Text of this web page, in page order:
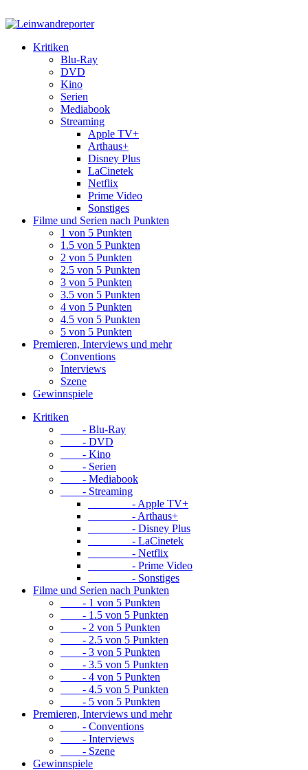
Kritiken
Blu-Ray
DVD
Kino
Serien
Mediabook
Streaming
Apple TV+
Arthaus+
Disney Plus
LaCinetek
Netflix
Prime Video
Sonstiges
Filme und Serien nach Punkten
1 von 5 Punkten
1.5 von 5 Punkten
2 von 5 Punkten
2.5 von 5 Punkten
3 von 5 Punkten
3.5 von 5 Punkten
4 von 5 Punkten
4.5 von 5 Punkten
5 von 5 Punkten
Premieren, Interviews und mehr
Conventions
Interviews
Szene
Gewinnspiele
Kritiken
- Blu-Ray
- DVD
- Kino
- Serien
- Mediabook
- Streaming
- Apple TV+
- Arthaus+
- Disney Plus
- LaCinetek
- Netflix
- Prime Video
- Sonstiges
Filme und Serien nach Punkten
- 1 von 5 Punkten
- 1.5 von 5 Punkten
- 2 von 5 Punkten
- 2.5 von 5 Punkten
- 3 von 5 Punkten
- 3.5 von 5 Punkten
- 4 von 5 Punkten
- 4.5 von 5 Punkten
- 5 von 5 Punkten
Premieren, Interviews und mehr
- Conventions
- Interviews
- Szene
Gewinnspiele